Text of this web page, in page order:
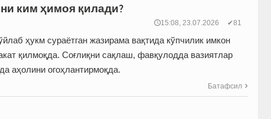
ким ҳимоя қилади?
🕔15:08, 23.07.2026 ✔81
ҳукм сураётган жазирама вақтида кўпчилик имкон
қилмоқда. Соғлиқни сақлаш, фавқулодда вазиятлар
аҳолини огоҳлантирмоқда.
Батафсил 